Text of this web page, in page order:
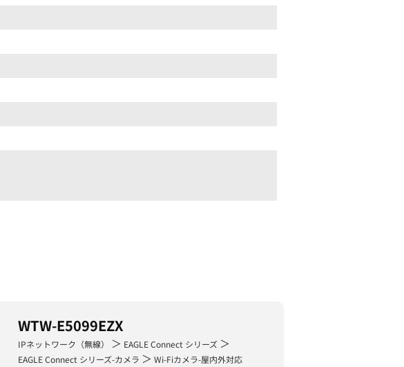
WTW-E5099EZX
IPネットワーク（無線） ＞ EAGLE Connect シリーズ ＞
EAGLE Connect シリーズ-カメラ ＞ Wi-Fiカメラ-屋内外対応